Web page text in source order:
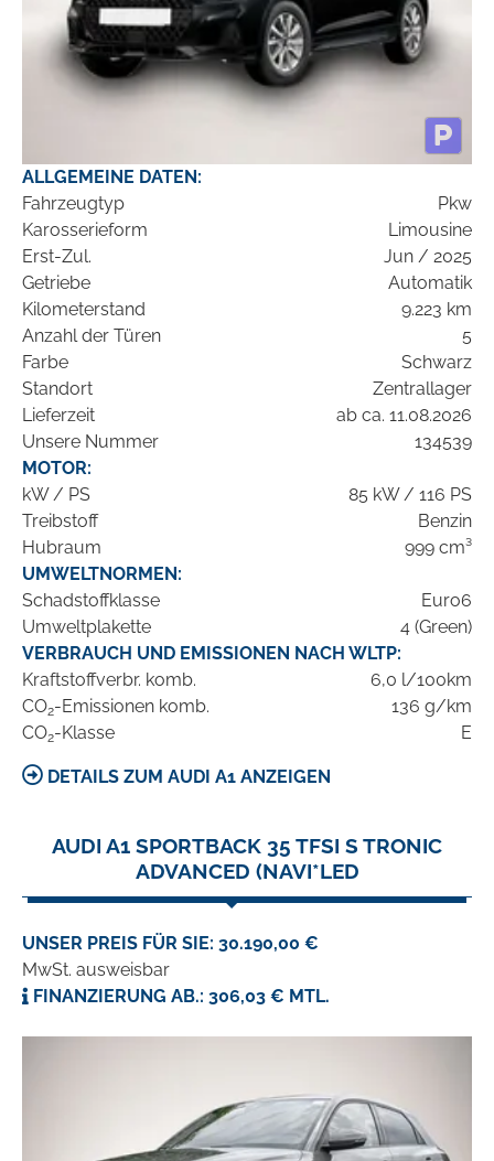
ALLGEMEINE DATEN:
Fahrzeugtyp
Pkw
Karosserieform
Limousine
Erst-Zul.
Jun / 2025
Getriebe
Automatik
Kilometerstand
9.223 km
Anzahl der Türen
5
Farbe
Schwarz
Standort
Zentrallager
Lieferzeit
ab ca. 11.08.2026
Unsere Nummer
134539
MOTOR:
kW / PS
85 kW / 116 PS
Treibstoff
Benzin
Hubraum
999 cm³
UMWELTNORMEN:
Schadstoffklasse
Euro6
Umweltplakette
4 (Green)
VERBRAUCH UND EMISSIONEN NACH WLTP:
Kraftstoffverbr. komb.
6,0 l/100km
CO2-Emissionen komb.
136 g/km
CO2-Klasse E
DETAILS ZUM AUDI A1 ANZEIGEN
AUDI A1 SPORTBACK 35 TFSI S TRONIC
ADVANCED (NAVI*LED
UNSER PREIS FÜR SIE: 30.190,00 €
MwSt. ausweisbar
FINANZIERUNG AB.: 306,03 € MTL.